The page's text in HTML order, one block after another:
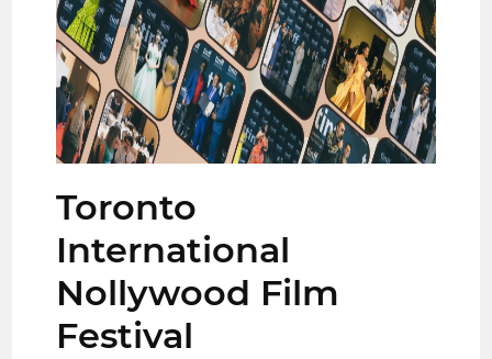
Toronto
International
Nollywood Film
Festival